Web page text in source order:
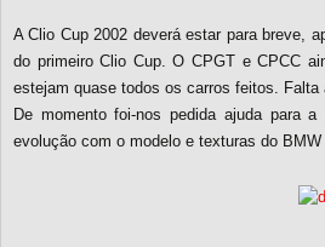
A Clio Cup 2002 deverá estar para breve,
do primeiro Clio Cup. O CPGT e CPCC
estejam quase todos os carros feitos.
De momento foi-nos pedida ajuda para
evolução com o modelo e texturas do